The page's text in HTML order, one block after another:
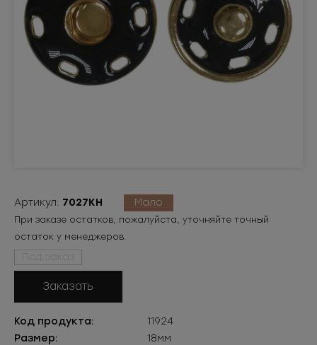
Артикул: 7027КН Мало
При заказе остатков, пожалуйста, уточняйте точный
остаток у менеджеров.
Под заказ
Заказать
Код продукта:
11924
Размер:
18мм